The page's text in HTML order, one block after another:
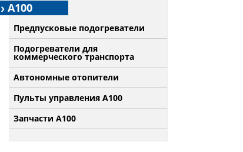
А100
Предпусковые подогреватели
Подогреватели для
коммерческого транспорта
Автономные отопители
Пульты управления A100
Запчасти А100